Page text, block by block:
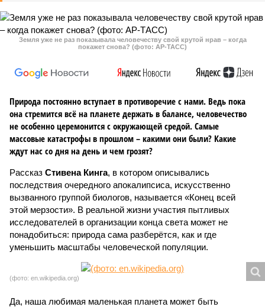
Земля уже не раз показывала человечеству свой крутой нрав – когда
покажет снова? (фото: АР-ТАСС)
Природа постоянно вступает в противоречие с нами. Ведь пока
она стремится всё на планете держать в балансе, человечество
не особенно церемонится с окружающей средой. Самые
массовые катастрофы в прошлом – какими они были? Какие
ждут нас со дня на день и чем грозят?
Рассказ Стивена Кинга, в котором описывались
последствия очередного апокалипсиса, искусственно
вызванного группой биологов, называется «Конец всей
этой мерзости». В реальной жизни участия пытливых
исследователей в организации конца света может не
понадобиться: природа сама разберётся, как и где
уменьшить масштабы человеческой популяции.
(фото: en.wikipedia.org)
Да, наша любимая маленькая планета может быть